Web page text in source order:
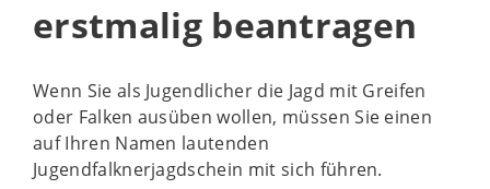
erstmalig beantragen
Wenn Sie als Jugendlicher die Jagd mit Greifen
oder Falken ausüben wollen, müssen Sie einen
auf Ihren Namen lautenden
Jugendfalknerjagdschein mit sich führen.